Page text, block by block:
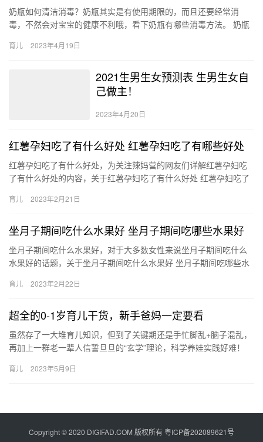
奶瓶如何清洁消毒？奶瓶其实是有使用期限的，而且还要经常消
毒，不然会对宝宝的健康不利哦，看下奶瓶有哪些消毒方法。 奶瓶
家分…
育儿 2023年4月19日
2021生男生女预测表 生男生女自
己做主！
2023年4月20日
红薯孕妇吃了有什么好处 红薯孕妇吃了有哪些好处
红薯孕妇吃了有什么好处，为关注辣妈营的网友们详解红薯孕妇吃
了有什么好处的内容，关于红薯孕妇吃了有什么好处 红薯孕妇吃了
…
育儿 2023年2月21日
坐月子期间吃什么水果好 坐月子期间吃哪些水果好
坐月子期间吃什么水果好，对于大多数女性来说坐月子期间吃什么
水果好的话题，关于坐月子期间吃什么水果好 坐月子期间吃哪些水
…
育儿 2023年2月22日
超全的0-1岁育儿干货，新手爸妈一定要看
虽然存了一大堆育儿知识，但到了关键期还是手忙脚乱+脑子混乱，
再加上一群老一辈人信誓旦旦的“玄学”理论，科学养娃实践好难！
育儿 2023年5月9日
Copyright © 2020 DIGIFAD.COM 版权所有粤ICP备202089621号